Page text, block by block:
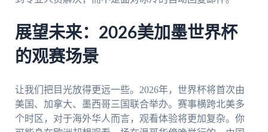
展望未来：2026美加墨世界杯
的观赛场景
让我们把目光放得更远一些。2026年，世界杯将首次由
美国、加拿大、墨西哥三国联合举办。赛事横跨北美多
个时区，对于海外华人而言，观看体验将更加复杂。你